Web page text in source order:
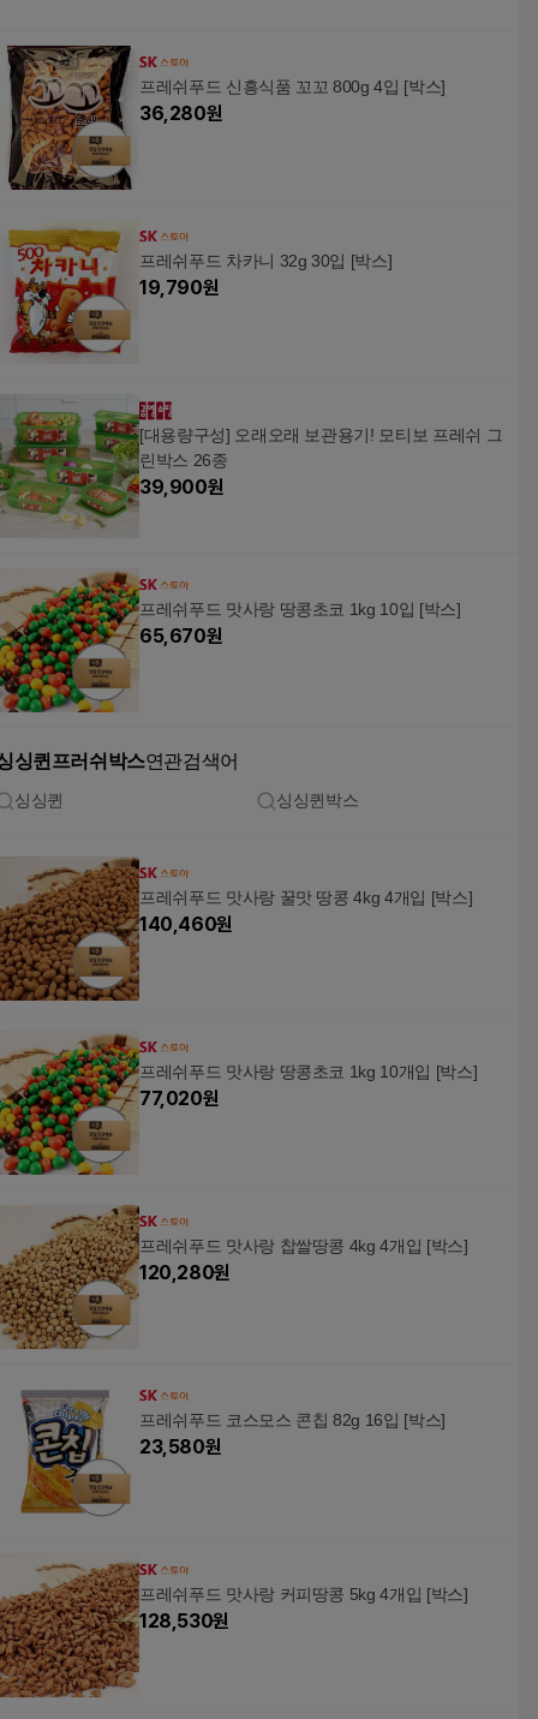
프레쉬푸드 신흥식품 꼬꼬 800g 4입 [박스]
36,280원
프레쉬푸드 차카니 32g 30입 [박스]
19,790원
[대용량구성] 오래오래 보관용기! 모티보 프레쉬 그
린박스 26종
39,900원
프레쉬푸드 맛사랑 땅콩초코 1kg 10입 [박스]
65,670원
싱퀸프러쉬박스연관검색어
싱싱퀸 싱싱퀸박스
프레쉬푸드 맛사랑 꿀맛 땅콩 4kg 4개입 [박스]
140,460원
프레쉬푸드 맛사랑 땅콩초코 1kg 10개입 [박스]
77,020원
프레쉬푸드 맛사랑 찹쌀땅콩 4kg 4개입 [박스]
120,280원
프레쉬푸드 코스모스 콘칩 82g 16입 [박스]
23,580원
프레쉬푸드 맛사랑 커피땅콩 5kg 4개입 [박스]
128,530원